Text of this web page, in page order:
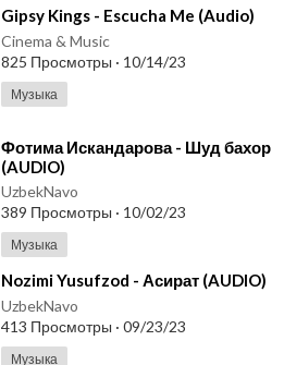
⁣Gipsy Kings - Escucha Me (Audio)
Cinema & Music
825 Просмотры · 10/14/23
Музыка
⁣Фотима Искандарова - Шуд бахор
(AUDIO)
UzbekNavo
389 Просмотры · 10/02/23
Музыка
⁣Nozimi Yusufzod - Асират (AUDIO)
UzbekNavo
413 Просмотры · 09/23/23
Музыка